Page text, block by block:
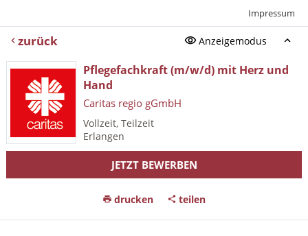
Impressum
zurück Anzeigemodus
Pflegefachkraft (m/w/d) mit Herz und
Hand
Caritas regio gGmbH
Vollzeit, Teilzeit
Erlangen
JETZT BEWERBEN
drucken teilen